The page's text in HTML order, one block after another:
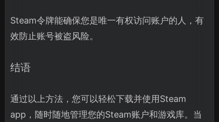
Steam令牌能确保您是唯一有权访问账户的人，有
效防止账号被盗风险。
结语
通过以上方法，您可以轻松下载并使用Steam
app，随时随地管理您的Steam账户和游戏库。当